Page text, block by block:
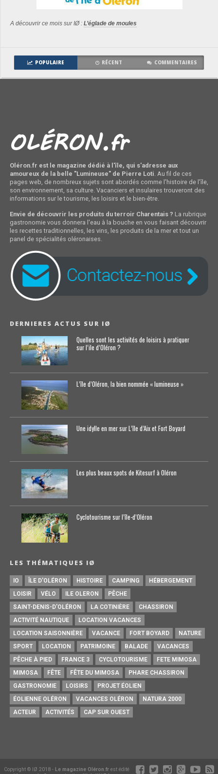
A découvrir ce mois sur IØ : L’églade de moules
POPULAIRE RÉCENT COMMENTAIRES
Oléron.fr est le magazine dédié à l'île, qui s'adresse aux
amoureux de la belle "Lumineuse" de Pierre Loti . Au fil de ces
pages web, de nombreux sujets sont abordés comme l'histoire de l'île,
son environnement, sa culture. Vacanciers et insulaires trouveront des
informations sur le tourisme, les loisirs et le bien-être.
Envie de découvrir les produits du terroir Charentais ? La rubrique
gastronomie vous donnera l'eau à la bouche en vous faisant découvrir
les recettes traditionnelles, les vins, les produits de la mer et tout un
panel de spécialités oléronaises.
DERNIERES ACTUS SUR IØ
Quelles sont les activités de loisirs à pratiquer
sur l’ile d’Oléron ?
L’île d’Oléron, la bien nommée « lumineuse »
Une idylle en mer sur L’île d’Aix et Fort Boyard
Les plus beaux spots de Kitesurf à Oléron
Cyclotourisme sur l’île-d’0léron
LES THÉMATIQUES IØ
IO ÎLE D'OLÉRON HISTOIRE CAMPING
HÉBERGEMENT
LOISIR
VÉLO ILE OLERON
PÊCHE
SAINT-DENIS-D'OLÉRON
LA COTINIÈRE
CHASSIRON
ACTIVITÉ NAUTIQUE
LOCATION VACANCES
LOCATION SAISONNIÈRE
VACANCE FORT BOYARD
NATURE
SPORT
LOCATION PATRIMOINE BALADE
VACANCES
PÊCHE À PIED
FRANCE 3 CYCLOTOURISME
FETE MIMOSA
MIMOSA
FÊTE FÊTE DU MIMOSA
PHARE CHASSIRON
GASTRONOMIE
LOISIRS
PROJET ÉOLIEN
ÉOLIENNE OLÉRON
VACANCES OLÉRON
NATURA 2000
ACTEUR
ACTIVITÉS CAP SUR OUEST
Copyright © IØ 2018 - Le magazine Oléron.frest édité